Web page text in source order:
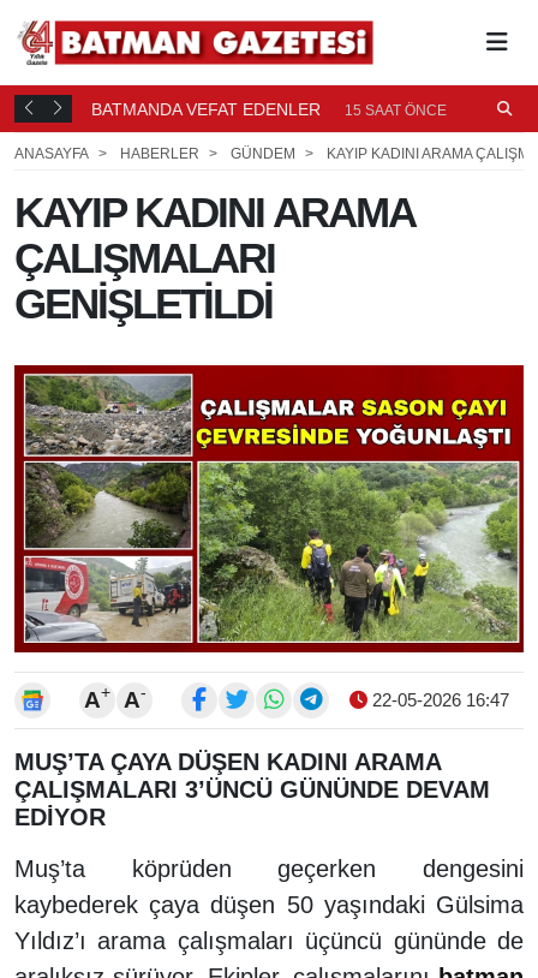
BATMANDA VEFAT EDENLER 15 SAAT ÖNCE
ANASAYFA HABERLER GÜNDEM KAYIP KADINI ARAMA
KAYIP KADINI ARAMA
ÇALIŞMALARI
GENİŞLETİLDİ
A+ A- 22-05-2026 16:47
MUŞ’TA ÇAYA DÜŞEN KADINI ARAMA
ÇALIŞMALARI 3’ÜNCÜ GÜNÜNDE DEVAM
EDİYOR
Muş’ta köprüden geçerken dengesini
kaybederek çaya düşen 50 yaşındaki Gülsima
Yıldız’ı arama çalışmaları üçüncü gününde de